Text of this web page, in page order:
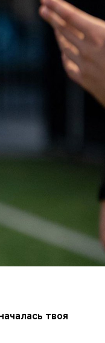
твоя